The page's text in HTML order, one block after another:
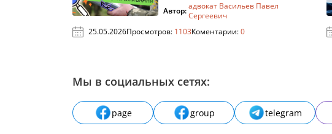
Автор:адвокат Васильев Павел
Сергеевич
25.05.2026Просмотров: 1103Коментарии:0
Мы в социальных сетях:
page group telegram